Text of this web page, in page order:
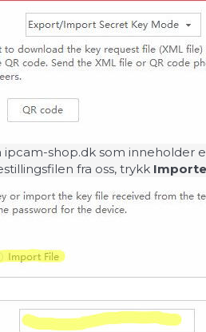
shop.dk som inneholder
fra oss, trykk